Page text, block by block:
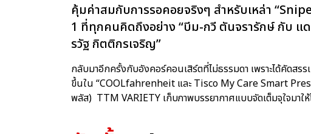
คุ้มค่าสมกับการรอคอยจริงๆ สำหรับเหล่า
1 ที่ทุกคนคิดถึงอย่าง “บีม-กวี ตันจรารักษ์ กับ แ
รวัฐ กิตติกรเจริญ”
กลับมาอีกครั้งกับอังคอร์คอนเสิร์ตที่ไม่ธรรมดา เพราะได้คัดสร
ขึ้นใน “COOLfahrenheit และ Tisco My Care Smart
พลัส) TTM VARIETY เก็บภาพบรรยากาศแบบจัดเต็มจุใจมาใ